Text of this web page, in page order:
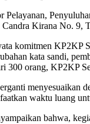
Pelayanan,
Kirana No. 9,
komitmen KP2KP
kata sandi,
300 orang, KP2KP
menyesuaikan
waktu luang
bahwa,